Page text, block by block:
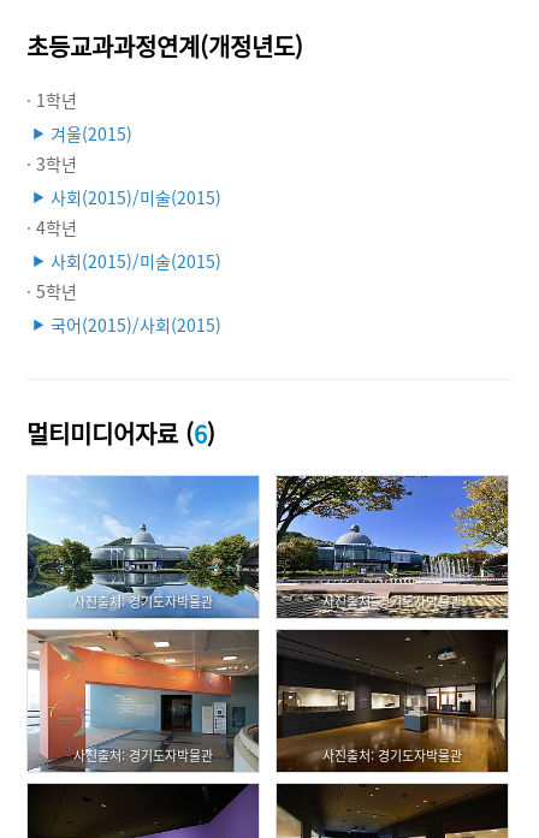
초등교과과정연계(개정년도)
· 1학년
▶ 겨울(2015)
· 3학년
▶ 사회(2015)/미술(2015)
· 4학년
▶ 사회(2015)/미술(2015)
· 5학년
▶ 국어(2015)/사회(2015)
멀티미디어자료 (6)
사진출처: 경기도자박물관 사진출처: 경기도자박물관
사진출처: 경기도자박물관 사진출처: 경기도자박물관